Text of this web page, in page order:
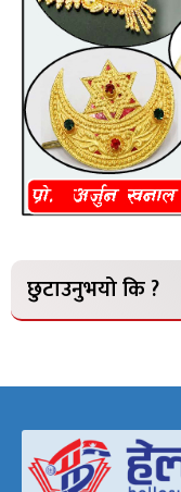
छुटाउनुभयो कि ?